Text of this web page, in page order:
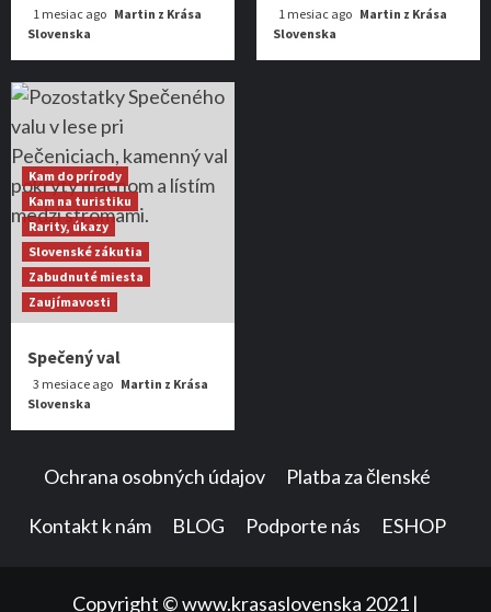
1 mesiac ago Martin z Krása
Slovenska
1 mesiac ago Martin z Krása
Slovenska
Kam do prírody
Kam na turistiku
Rarity, úkazy
Slovenské zákutia
Zabudnuté miesta
Zaujímavosti
Spečený val
3 mesiace ago Martin z Krása
Slovenska
Ochrana osobných údajov Platba za členské
Kontakt k nám BLOG Podporte nás ESHOP
Copyright © www.krasaslovenska 2021 |